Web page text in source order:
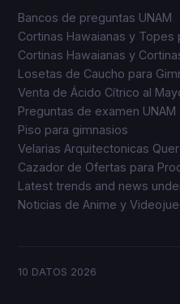
Bancos de preguntas UNAM
Cortinas Hawaianas y Topes
Cortinas Hawaianas y
Losetas de Caucho para
Venta de Ácido Cítrico al
Preguntas de examen UNAM
Piso para gimnasios
Velarias Arquitectonicas
Cazador de Ofertas para
Latest trends and news
Noticias de Anime y
10 DATOS 2026